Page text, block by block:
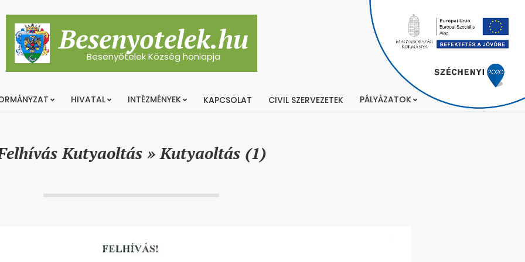
Besenyotelek.hu
Besenyőtelek Község honlapja
Primary
HIVATAL INTÉZMÉNYEK KAPCSOLAT CIVIL SZERVEZETEK PÁLYÁZATOK
Kutyaoltás »Kutyaoltás (1)